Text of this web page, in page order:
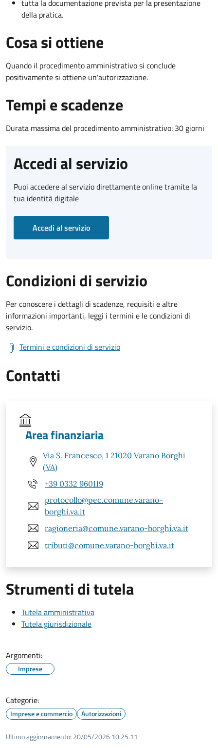
tutta la documentazione prevista per la presentazione
della pratica.
Cosa si ottiene
Quando il procedimento amministrativo si conclude
positivamente si ottiene un'autorizzazione.
Tempi e scadenze
Durata massima del procedimento amministrativo: 30 giorni
Accedi al servizio
Puoi accedere al servizio direttamente online tramite la
tua identità digitale
Accedi al servizio
Condizioni di servizio
Per conoscere i dettagli di scadenze, requisiti e altre
informazioni importanti, leggi i termini e le condizioni di
servizio.
Termini e condizioni di servizio
Contatti
Area finanziaria
Via S. Francesco, 1 21020 Varano Borghi
(VA)
+39 0332 960119
protocollo@pec.comune.varano-
borghi.va.it
ragioneria@comune.varano-borghi.va.it
tributi@comune.varano-borghi.va.it
Strumenti di tutela
Tutela amministrativa
Tutela giurisdizionale
Argomenti:
Imprese
Categorie:
Imprese e commercio Autorizzazioni
Ultimo aggiornamento: 20/05/2026 10:25.11